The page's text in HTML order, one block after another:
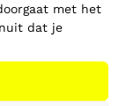
met het
dat je